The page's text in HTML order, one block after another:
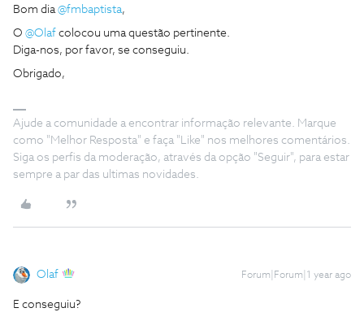
Bom dia ​@fmbaptista,
O ​ @Olaf colocou uma questão pertinente.
Diga-nos, por favor, se conseguiu.
Obrigado,
Ajude a comunidade a encontrar informação relevante. Marque
como "Melhor Resposta" e faça "Like" nos melhores comentários.
Siga os perfis da moderação, através da opção "Seguir", para estar
sempre a par das ultimas novidades.
Olaf Forum|Forum|1 year ago
E conseguiu?